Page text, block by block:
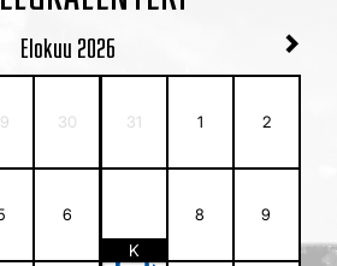
Elokuu 2026
30 31 1 2
6
K
8 9